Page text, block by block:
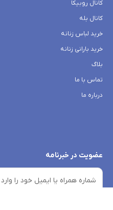
کانال روبیکا
کانال بله
خرید لباس زنانه
خرید بارانی زنانه
بلاگ
تماس با ما
درباره ما
عضویت در خبرنامه